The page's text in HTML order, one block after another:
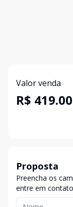
Valor venda
R$
Proposta
Preencha os
entre em contato